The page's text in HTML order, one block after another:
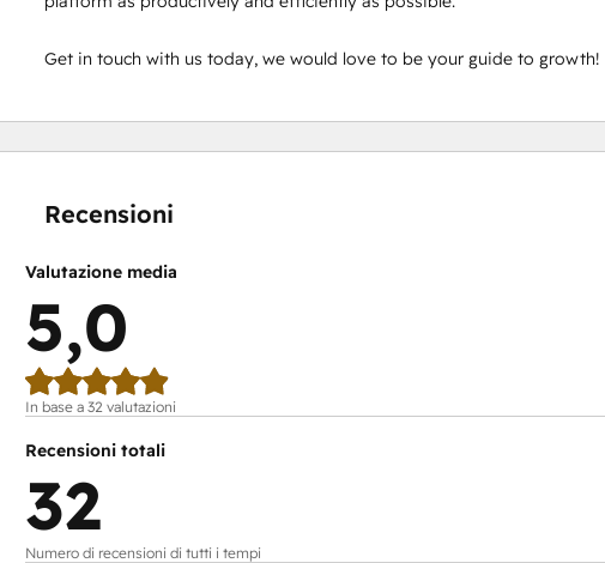
Get in touch with us today, we would love to be your guide to growth!
Recensioni
Valutazione media
5,0
In base a 32 valutazioni
Recensioni totali
32
Numero di recensioni di tutti i tempi